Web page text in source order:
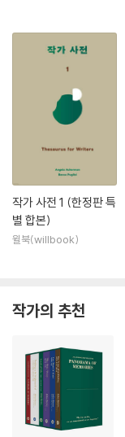
작가 사전 1 (한정판 특
별 합본)
윌북(willbook)
작가의 추천